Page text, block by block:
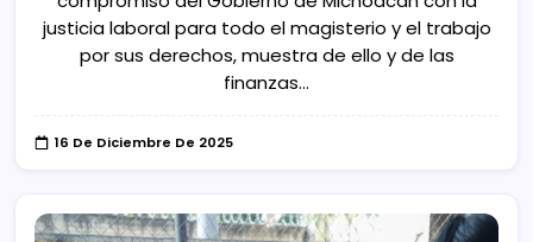
justicia laboral para todo el magisterio y el trabajo
por sus derechos, muestra de ello y de las
finanzas…
16 De Diciembre De 2025